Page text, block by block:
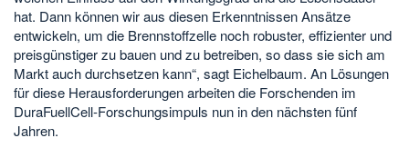
hat. Dann können wir aus diesen Erkenntnissen Ansätze
entwickeln, um die Brennstoffzelle noch robuster, effizienter und
preisgünstiger zu bauen und zu betreiben, so dass sie sich am
Markt auch durchsetzen kann“, sagt Eichelbaum. An Lösungen
für diese Herausforderungen arbeiten die Forschenden im
DuraFuellCell-Forschungsimpuls nun in den nächsten fünf
Jahren.